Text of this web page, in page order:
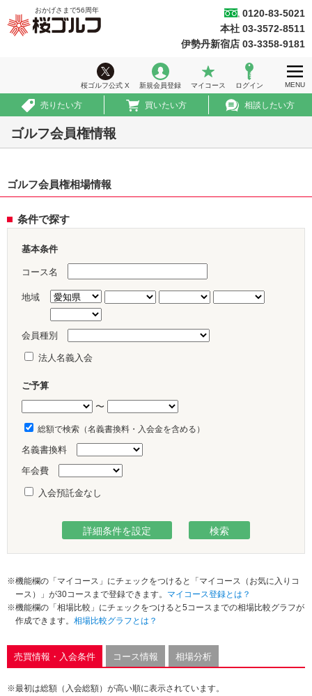
ホーム
ウィークリー情報
ゴルフ会員権情報
おかげさまで56 周年
桜ゴルフ公式 X 新規会員登録 マイコース ログイン MENU
0120-83-5021
本社 03-3572-8511
伊勢丹新宿店 03-3358-9181
売りたい方 買いたい方 相談したい方
ゴルフ会員権情報
ゴルフ会員権相場情報
条件で探す
基本条件
コース名
地域
会員種別
法人名義入会
ご予算
〜
総額で検索（名義書換料・入会金を含める）
名義書換料
年会費
入会預託金なし
※機能欄の「マイコース」にチェックをつけると「マイコース（お気に入りコ
ース）」が30コースまで登録できます。 マイコース登録とは？
※機能欄の「相場比較」にチェックをつけると5コースまでの相場比較グラフが
作成できます。 相場比較グラフとは？
売買情報・入会条件 コース情報 相場分析
※最初は総額（入会総額）が高い順に表示されています。